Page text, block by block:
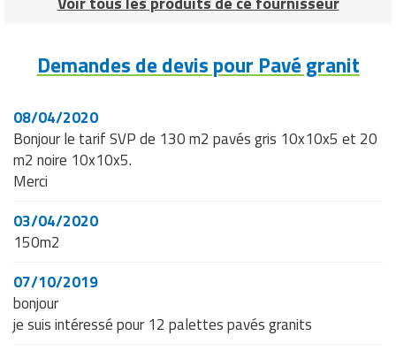
Matériel de musculation
Sautause professionnelle
Table de cuisson professionnelle
Tables de préparation réfrigérées
Ustensile de cuisine
Vaisselle restaurant
Vitrines réfrigérées
Demandes de devis pour Pavé granit
08/04/2020
Bonjour le tarif SVP de 130 m2 pavés gris 10x10x5 et 20
m2 noire 10x10x5.
Merci
03/04/2020
150m2
07/10/2019
bonjour
je suis intéressé pour 12 palettes pavés granits